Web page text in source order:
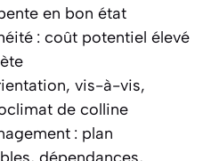
en bon état
: coût potentiel élevé
vis-à-vis,
de colline
: plan